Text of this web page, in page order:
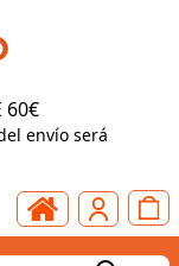
60€
envío será